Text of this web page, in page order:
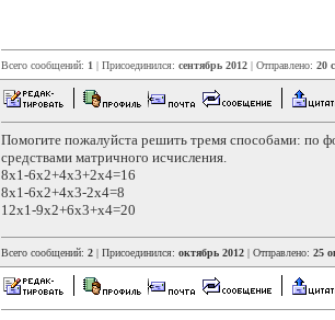
Всего сообщений: 1 | Присоединился: сентябрь 2012 | Отправлено: 20
Помогите пожалуйста решить тремя способами: по
средствами матричного исчисления.
8x1-6x2+4x3+2x4=16
8x1-6x2+4x3-2x4=8
12x1-9x2+6x3+x4=20
Всего сообщений: 2 | Присоединился: октябрь 2012 | Отправлено: 25